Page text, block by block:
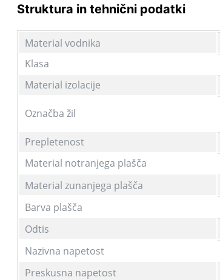
Struktura in tehnični podatki
Material vodnika
Klasa
Material izolacije
Označba žil
Prepletenost
Material notranjega plašča
Material zunanjega plašča
Barva plašča
Odtis
Nazivna napetost
Preskusna napetost